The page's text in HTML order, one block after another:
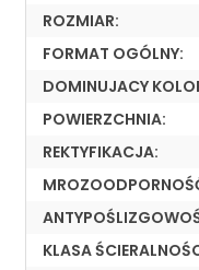
ROZMIAR:
FORMAT OGÓLNY:
DOMINUJACY
POWIERZCHNIA:
REKTYFIKACJA:
KLASA